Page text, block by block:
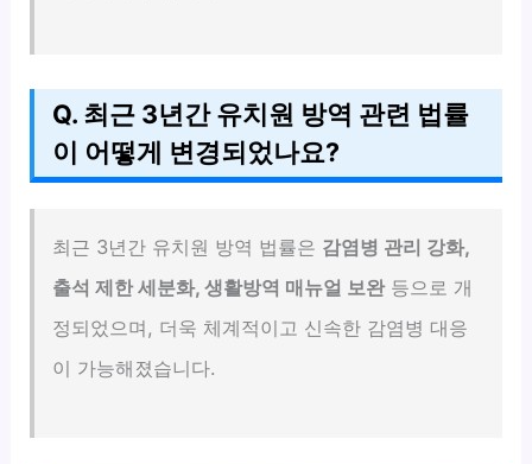
Q. 최근 3년간 유치원 방역 관련 법률
이 어떻게 변경되었나요?
최근 3년간 유치원 방역 법률은 감염병 관리 강화,
출석 제한 세분화, 생활방역 매뉴얼 보완등으로 개
정되었으며, 더욱 체계적이고 신속한 감염병 대응
이 가능해졌습니다.